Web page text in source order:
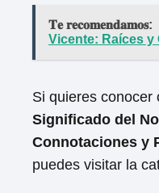
𝐓𝐞 𝐫𝐞𝐜𝐨𝐦𝐞𝐧𝐝𝐚𝐦𝐨𝐬:
Vicente: Raíces y
Si quieres conocer
Significado del
Connotaciones y
puedes visitar la